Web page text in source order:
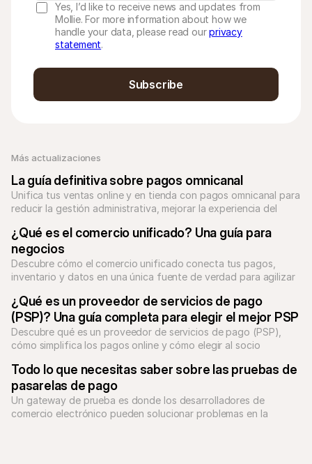
Más actualizaciones
La guía definitiva sobre pagos omnicanal
Unifica tus ventas online y en tienda con pagos omnicanal para
reducir la gestión administrativa, mejorar la experiencia del
¿Qué es el comercio unificado? Una guía para
negocios
Descubre cómo el comercio unificado conecta tus pagos,
inventario y datos en una única fuente de verdad para agilizar
¿Qué es un proveedor de servicios de pago
(PSP)? Una guía completa para elegir el mejor PSP
Descubre qué es un proveedor de servicios de pago (PSP),
cómo simplifica los pagos online y cómo elegir al socio
Todo lo que necesitas saber sobre las pruebas de
pasarelas de pago
Un gateway de prueba es donde los desarrolladores de
comercio electrónico pueden solucionar problemas en la
Yes, I’d like to receive news and updates from
Mollie. For more information about how we
handle your data, please read ourprivacy
statement.
Subscribe